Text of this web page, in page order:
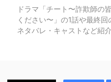
ドラマ「チート〜詐欺師の
ください〜」の1話や最終
ネタバレ・キャストなど紹介